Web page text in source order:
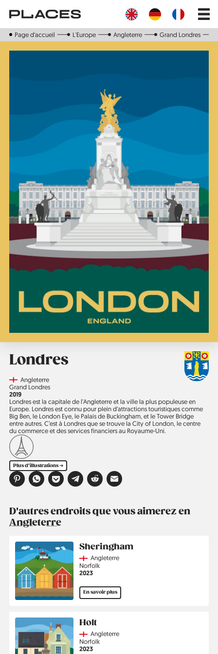
contenu
Main
Page d‘accueil L'Europe Angleterre Grand Londres
Londres
CountryAngleterre
Région
Grand Londres
Année
2019
Londres est la capitale de l’Angleterre et la ville la plus populeuse en
Europe. Londres est connu pour plein d’attractions touristiques comme
Big Ben, le London Eye, le Palais de Buckingham, et le Tower Bridge
entre autres. C’est à Londres que se trouve la City of London, le centre
du commerce et des services financiers au Royaume-Uni.
Plus d'illustrations ➔
D'autres endroits que vous aimerez en
Angleterre
Sheringham
CountryAngleterre
Région
Norfolk
Année
2023
En savoir plus
Holt
CountryAngleterre
Région
Norfolk
Année
2023